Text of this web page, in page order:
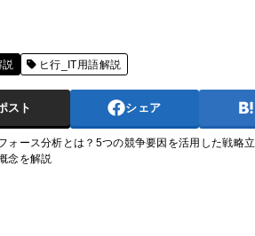
説 ヒ行_IT用語解説
スト シェア
ォース分析とは？5つの競争要因を活用した戦略立
念を解説